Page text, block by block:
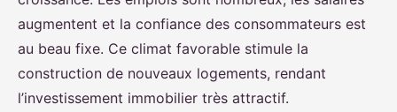
augmentent et la confiance des consommateurs est
au beau fixe. Ce climat favorable stimule la
construction de nouveaux logements, rendant
l’investissement immobilier très attractif.